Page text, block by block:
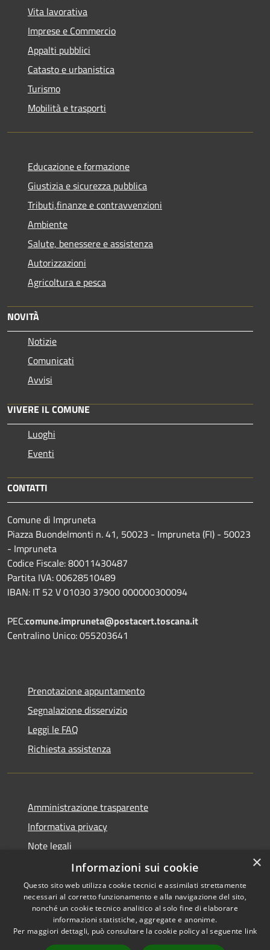
Vita lavorativa
Imprese e Commercio
Appalti pubblici
Catasto e urbanistica
Turismo
Mobilità e trasporti
Educazione e formazione
Giustizia e sicurezza pubblica
Tributi,finanze e contravvenzioni
Ambiente
Salute, benessere e assistenza
Autorizzazioni
Agricoltura e pesca
NOVITÀ
Notizie
Comunicati
Avvisi
VIVERE IL COMUNE
Luoghi
Eventi
CONTATTI
Comune di Impruneta
Piazza Buondelmonti n. 41, 50023 - Impruneta (FI) - 50023
- Impruneta
Codice Fiscale: 80011430487
Partita IVA: 00628510489
IBAN: IT 52 V 01030 37900 000000300094
PEC:comune.impruneta@postacert.toscana.it
Centralino Unico: 055203641
Prenotazione appuntamento
Segnalazione disservizio
Leggi le FAQ
Richiesta assistenza
Amministrazione trasparente
Informativa privacy
Note legali
Dichiarazione di accessibilità
RSS
Accessibilità
Copyright © 2026 • Comune di
×
Informazioni sui cookie
Questo sito web utilizza cookie tecnici e assimilati strettamente
necessari al corretto funzionamento e alla navigazione del sito,
nonché un cookie tecnico analitico al solo fine di elaborare
informazioni statistiche, aggregate e anonime.
Per maggiori dettagli, può consultare la cookie policy al seguente link